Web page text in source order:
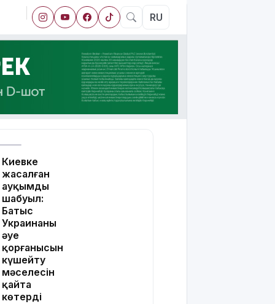
RU
Киевке
жасалған
ауқымды
шабуыл:
Батыс
Украинаның
әуе
қорғанысын
күшейту
мәселесін
қайта
көтерді